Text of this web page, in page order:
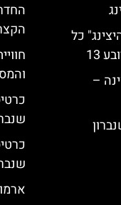
וינה "היצינג" כל
13
–